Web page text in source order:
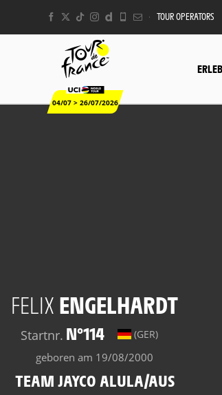
TOUR OPERATORS
04/07 > 26/07/2026
FELIX ENGELHARDT
Startnr. N°114 (GER)
geboren am 19/08/2000
TEAM JAYCO ALULA/AUS